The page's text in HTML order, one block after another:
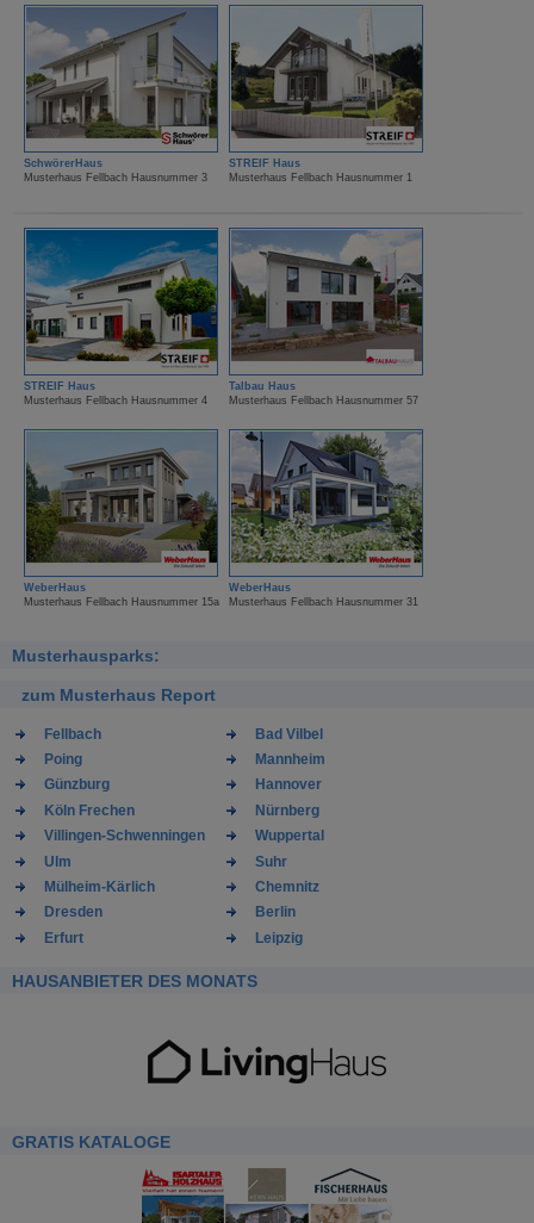
SchwörerHaus
Musterhaus Fellbach Hausnummer 3
STREIF Haus
Musterhaus Fellbach Hausnummer 1
STREIF Haus
Musterhaus Fellbach Hausnummer 4
Talbau Haus
Musterhaus Fellbach Hausnummer 57
WeberHaus
Musterhaus Fellbach Hausnummer 15a
WeberHaus
Musterhaus Fellbach Hausnummer 31
Musterhausparks:
zum Musterhaus Report
Fellbach
Bad Vilbel
Poing
Mannheim
Günzburg
Hannover
Köln Frechen
Nürnberg
Villingen-Schwenningen
Wuppertal
Ulm
Suhr
Mülheim-Kärlich
Chemnitz
Dresden
Berlin
Erfurt
Leipzig
HAUSANBIETER DES MONATS
GRATIS KATALOGE